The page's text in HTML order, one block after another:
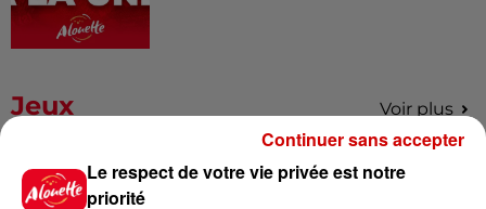
Jeux Voir plus
Le Duel - Gagnez vos entrées
pour l'un des zoos de nos
Le respect de votre vie privée est notre
priorité
Continuer sans accepter